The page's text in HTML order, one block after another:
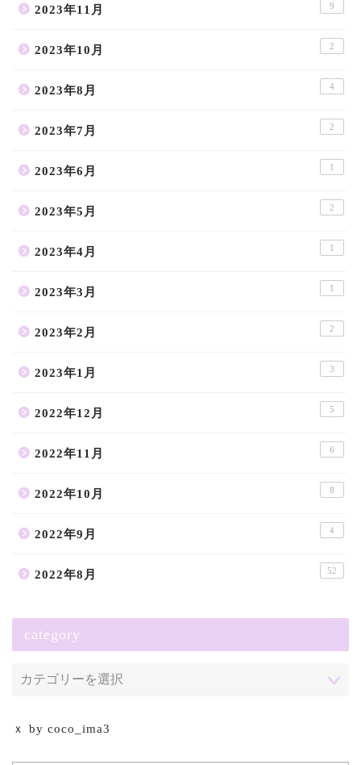
2023年11月 9
2023年10月 2
2023年8月 4
2023年7月 2
2023年6月 1
2023年5月 2
2023年4月 1
2023年3月 1
2023年2月 2
2023年1月 3
2022年12月 5
2022年11月 6
2022年10月 8
2022年9月 4
2022年8月 52
category
ｘ by coco_ima3